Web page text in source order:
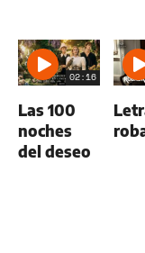
02:16
Las 100
noches
del deseo